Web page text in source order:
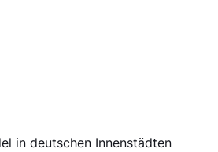
in deutschen Innenstädten